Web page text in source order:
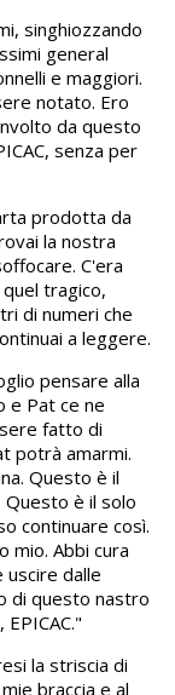
singhiozzando
general
e maggiori.
notato. Ero
da questo
senza per
prodotta da
la nostra
C'era
tragico,
di numeri che
a leggere.
pensare alla
e Pat ce ne
fatto di
potrà amarmi.
Questo è il
è il solo
continuare così.
mio. Abbi cura
dalle
di questo nastro
la striscia di
braccia e al